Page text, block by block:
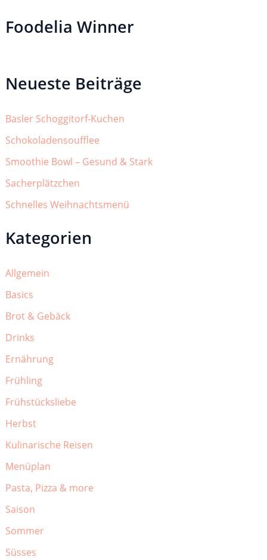
Foodelia Winner
Neueste Beiträge
Basler Schoggitorf-Kuchen
Schokoladensoufflee
Smoothie Bowl – Gesund & Stark
Sacherplätzchen
Schnelles Weihnachtsmenü
Kategorien
Allgemein
Basics
Brot & Gebäck
Drinks
Ernährung
Frühling
Frühstücksliebe
Herbst
Kulinarische Reisen
Menüplan
Pasta, Pizza & more
Saison
Sommer
Süsses